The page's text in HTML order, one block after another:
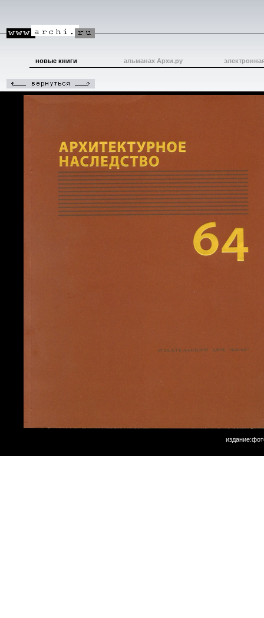
новые книги альманах Архи.ру